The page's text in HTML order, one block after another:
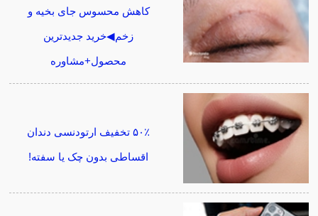
کاهش محسوس جای بخیه و
زخم◀خرید جدیدترین
محصول+مشاوره
۵۰٪ تخفیف ارتودنسی دندان
اقساطی بدون چک یا سفته!